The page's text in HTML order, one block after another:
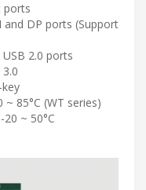
ports
and DP ports (Support
2.0 ports
85°C (WT series)
~ 50°C